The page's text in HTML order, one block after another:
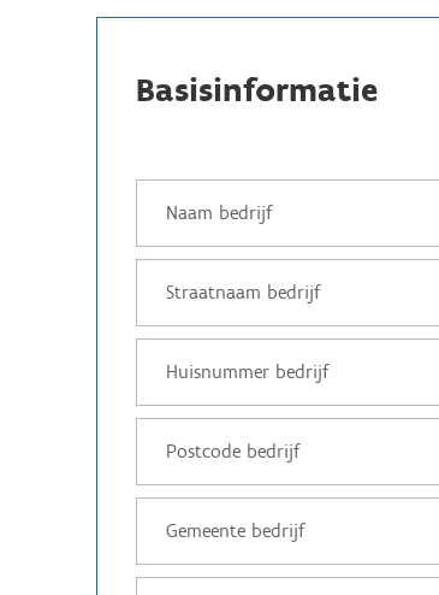
Basisinformatie